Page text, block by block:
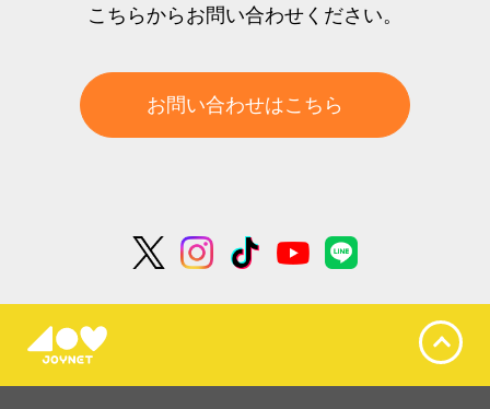
こちらからお問い合わせください。
お問い合わせはこちら